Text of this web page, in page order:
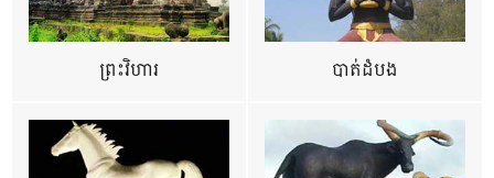
ព្រះវិហារ បាត់ដំបង